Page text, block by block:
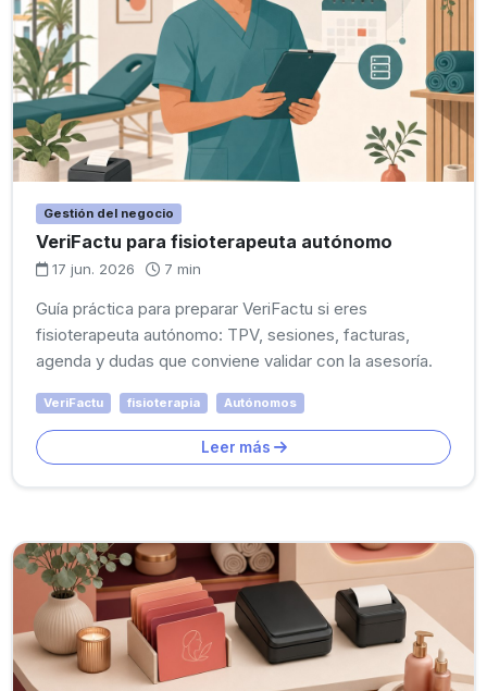
Gestión del negocio
VeriFactu para fisioterapeuta autónomo
17 jun. 2026 7 min
Guía práctica para preparar VeriFactu si eres
fisioterapeuta autónomo: TPV, sesiones, facturas,
agenda y dudas que conviene validar con la asesoría.
VeriFactu fisioterapia Autónomos
Leer más